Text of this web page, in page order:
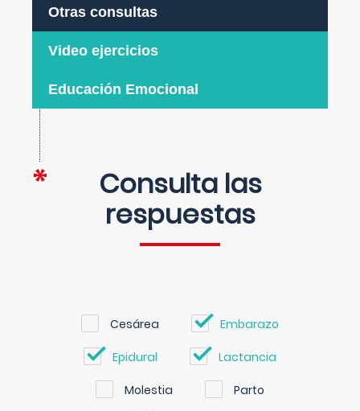
Otras consultas
Video ejercicios
Educación Emocional
Consulta las
respuestas
Cesárea Embarazo
Epidural Lactancia
Molestia Parto